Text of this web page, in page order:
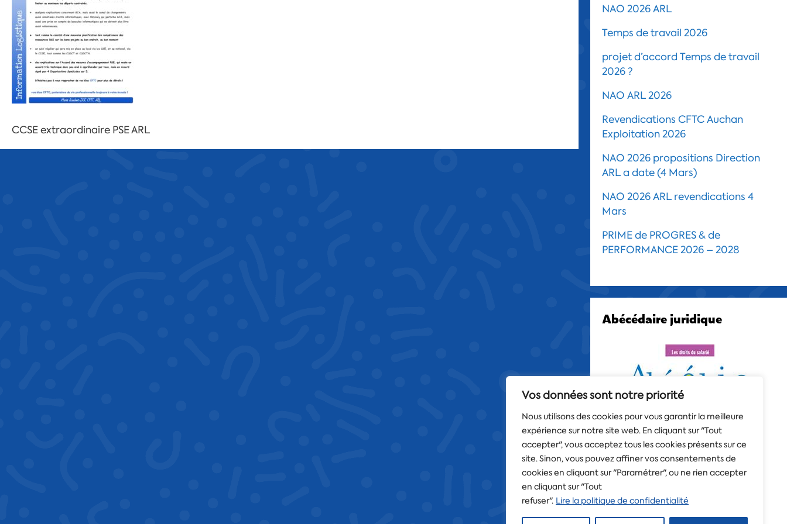
Vos données sont notre priorité
Nous utilisons des cookies pour vous garantir la meilleure
expérience sur notre site web. En cliquant sur "Tout
accepter", vous acceptez tous les cookies présents sur ce
site. Sinon, vous pouvez affiner vos consentements de
cookies en cliquant sur "Paramétrer", ou ne rien accepter
en cliquant sur "Tout
refuser". Lire la politique de confidentialité
CCSE extraordinaire PSE ARL
NAO 2026 ARL
Temps de travail 2026
projet d’accord Temps de travail
2026 ?
NAO ARL 2026
Revendications CFTC Auchan
Exploitation 2026
NAO 2026 propositions Direction
ARL a date (4 Mars)
NAO 2026 ARL revendications 4
Mars
PRIME de PROGRES & de
PERFORMANCE 2026 – 2028
Abécédaire juridique